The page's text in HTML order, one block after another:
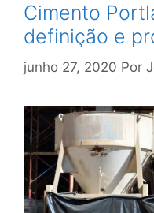
Cimento
definição e
junho 27, 2020 Por